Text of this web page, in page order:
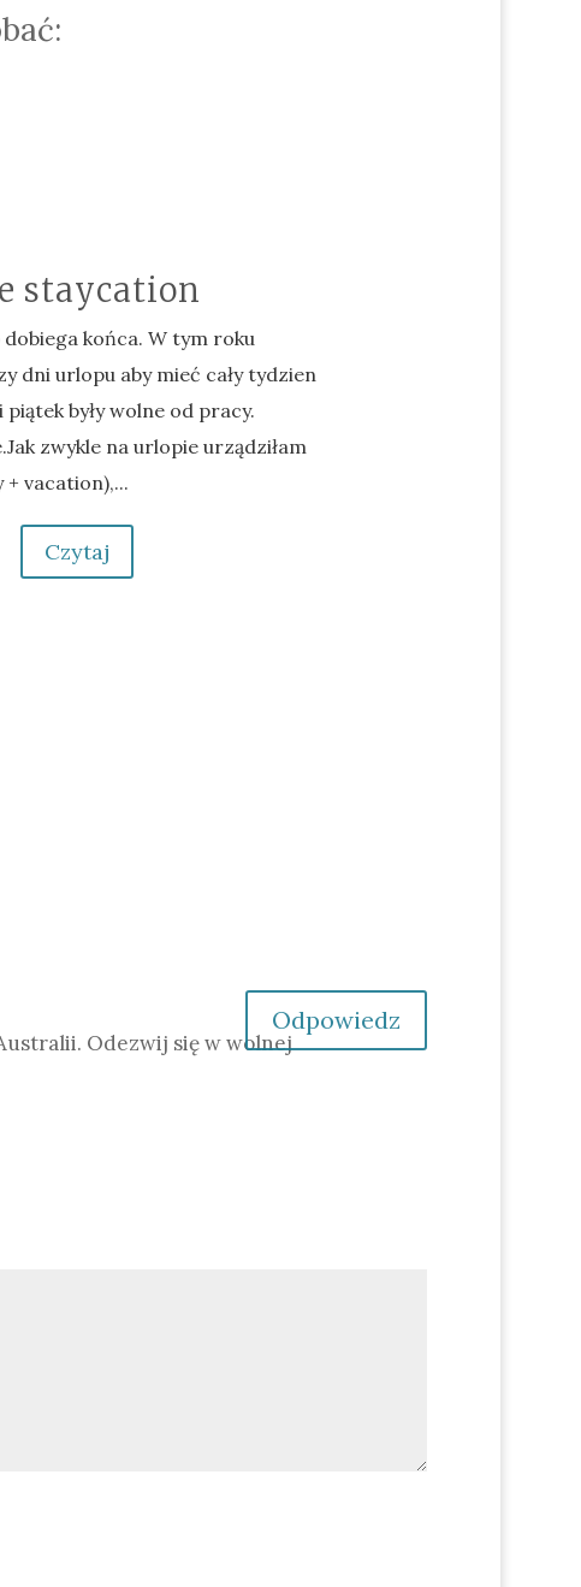
staycation
końca. W tym roku
dni urlopu aby mieć cały tydzien
były wolne od pracy.
zwykle na urlopie urządziłam
vacation),...
Czytaj
Odezwij się w wolnej
Odpowiedz